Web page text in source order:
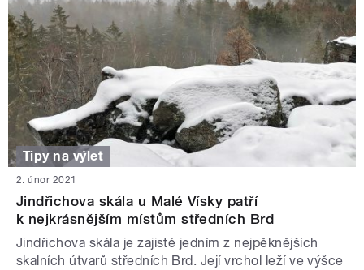
Tipy na výlet
2. únor 2021
Jindřichova skála u Malé Vísky patří
k nejkrásnějším místům středních Brd
Jindřichova skála je zajisté jedním z nejpěknějších
skalních útvarů středních Brd. Její vrchol leží ve výšce